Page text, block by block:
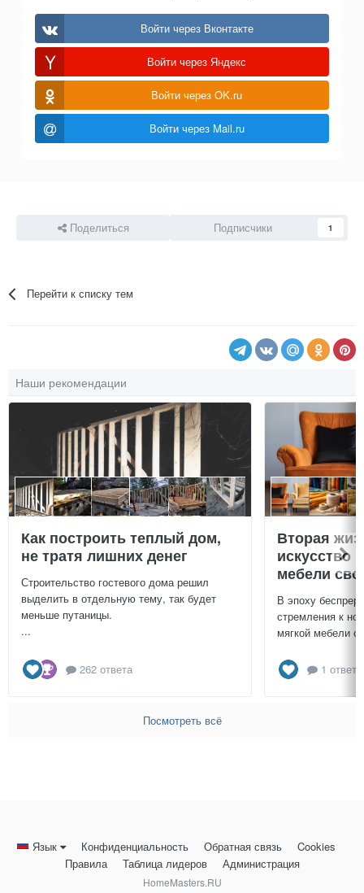
Войти через Вконтакте
Войти через Яндекс
Войти через OK.ru
Войти через Mail.ru
Поделиться Подписчики 1
Перейти к списку тем
Наши рекомендации
Как построить теплый дом,
не тратя лишних денег
Строительство гостевого дома решил
выделить в отдельную тему, так будет
меньше путаницы.
...
262 ответа
Вторая
искусство
мебели
В эпоху
стремления к
мягкой мебели
1 ответ
Посмотреть всё
Язык Конфиденциальность Обратная связь
Cookies
Правила
Таблица лидеров Администрация
HomeMasters.RU